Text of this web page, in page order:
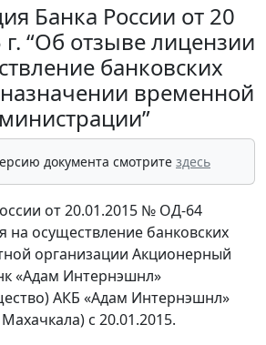
Банка России от 20
“Об отзыве лицензии
банковских
временной
документа смотрите здесь
от 20.01.2015 № ОД-64
на осуществление банковских
организации Акционерный
«Адам Интернэшнл»
АКБ «Адам Интернэшнл»
с 20.01.2015.